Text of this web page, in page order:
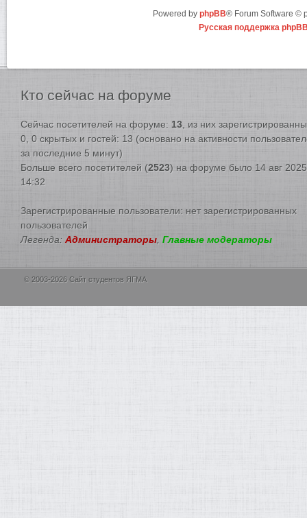
Powered by phpBB® Forum Software ©
Русская поддержка
Кто сейчас на форуме
Сейчас посетителей на форуме: 13 , из них
0, 0 скрытых и гостей: 13 (основано на активности
за последние 5 минут)
Больше всего посетителей (2523) на форуме было 14 авг
14:32
Зарегистрированные пользователи: нет зарегистрированных
пользователей
Легенда: Администраторы Главные модераторы
© 2003-2026 Сайт студентов ЯГМА